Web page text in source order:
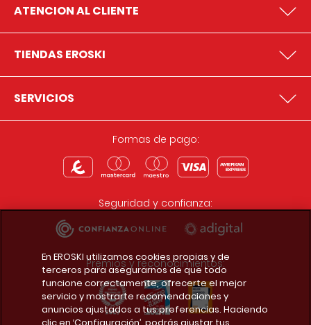
ATENCION AL CLIENTE
TIENDAS EROSKI
SERVICIOS
Formas de pago:
Seguridad y confianza:
Premios y reconocimientos:
En EROSKI utilizamos cookies propias y de
terceros para asegurarnos de que todo
funcione correctamente, ofrecerte el mejor
servicio y mostrarte recomendaciones y
anuncios ajustados a tus preferencias. Haciendo
clic en ‘Configuración’, podrás ajustar tus